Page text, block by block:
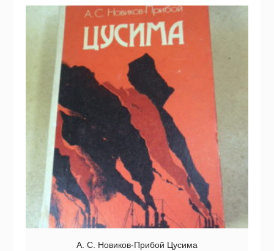
А. С. Новиков-Прибой Цусима